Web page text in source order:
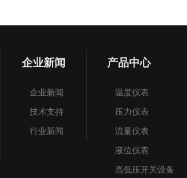
企业新闻
企业新闻
技术支持
行业新闻
产品中心
温度仪表
压力仪表
流量仪表
液位仪表
高低压开关设备